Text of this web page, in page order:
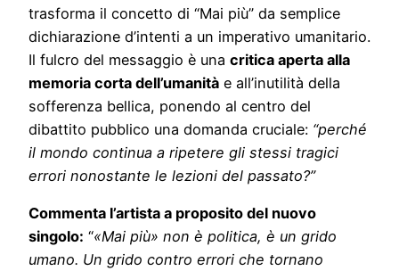
trasforma il concetto di “Mai più” da semplice
dichiarazione d’intenti a un imperativo umanitario.
Il fulcro del messaggio è una critica aperta alla
memoria corta dell’umanità e all’inutilità della
sofferenza bellica, ponendo al centro del
dibattito pubblico una domanda cruciale: “perché
il mondo continua a ripetere gli stessi tragici
errori nonostante le lezioni del passato?”
Commenta l’artista a proposito del nuovo
singolo: “«Mai più» non è politica, è un grido
umano. Un grido contro errori che tornano